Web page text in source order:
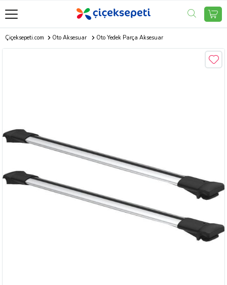
Çiçeksepeti.com Oto Aksesuar Oto Yedek Parça Aksesuar